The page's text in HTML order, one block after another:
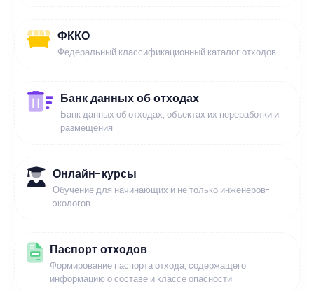
ФККО
Федеральный классификационный каталог отходов
Банк данных об отходах
Банк данных об отходах, объектах их переработки и
размещения
Онлайн-курсы
Обучение для начинающих и не только инженеров-
экологов
Паспорт отходов
Формирование паспорта отхода, содержащего
информацию о составе и классе опасности